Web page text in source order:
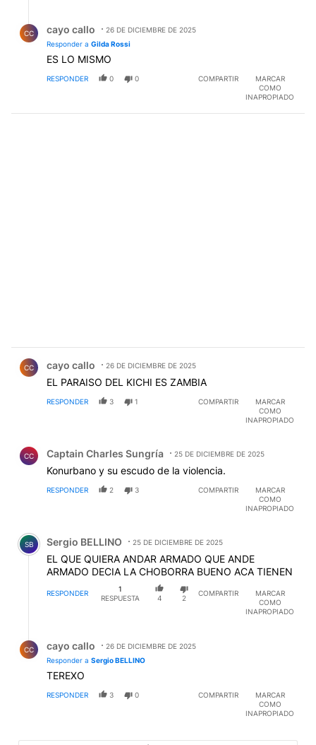
CC cayo callo
26 DE DICIEMBRE DE 2025
Responder a Gilda Rossi
ES LO MISMO
RESPONDER 0 0 COMPARTIR
MARCAR
COMO
INAPROPIADO
CC cayo callo 26 DE DICIEMBRE DE 2025
EL PARAISO DEL KICHI ES ZAMBIA
RESPONDER 3 1 COMPARTIR
MARCAR
COMO
INAPROPIADO
CC Captain Charles Sungría 25 DE DICIEMBRE DE 2025
Konurbano y su escudo de la violencia.
RESPONDER 2 3 COMPARTIR
MARCAR
COMO
INAPROPIADO
Comentario de Sergio BELLINO.
SB Sergio BELLINO 25 DE DICIEMBRE DE 2025
EL QUE QUIERA ANDAR ARMADO QUE ANDE
ARMADO DECIA LA CHOBORRA BUENO ACA TIENEN
RESPONDER
1
RESPUESTA
4 2
COMPARTIR
MARCAR
COMO
INAPROPIADO
CC cayo callo
26 DE DICIEMBRE DE 2025
Responder a Sergio BELLINO
TEREXO
RESPONDER 3 0 COMPARTIR
MARCAR
COMO
INAPROPIADO